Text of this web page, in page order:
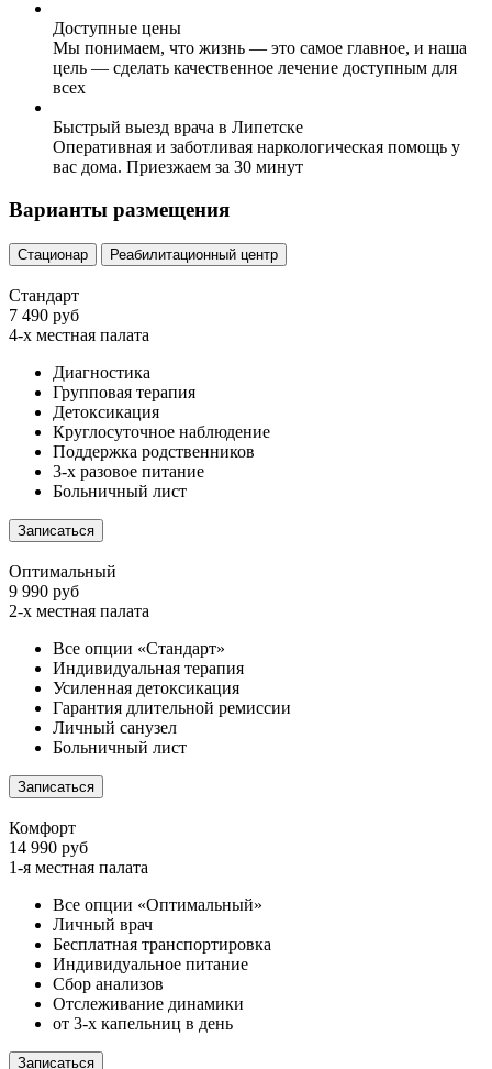
Доступные цены
Мы понимаем, что жизнь — это самое главное, и наша
цель — сделать качественное лечение доступным для
всех
Быстрый выезд врача в Липетске
Оперативная и заботливая наркологическая помощь у
вас дома. Приезжаем за 30 минут
Варианты размещения
Стационар Реабилитационный центр
Стандарт
7 490 руб
4-х местная палата
Диагностика
Групповая терапия
Детоксикация
Круглосуточное наблюдение
Поддержка родственников
3-х разовое питание
Больничный лист
Записаться
Оптимальный
9 990 руб
2-х местная палата
Все опции «Стандарт»
Индивидуальная терапия
Усиленная детоксикация
Гарантия длительной ремиссии
Личный санузел
Больничный лист
Записаться
Комфорт
14 990 руб
1-я местная палата
Все опции «Оптимальный»
Личный врач
Бесплатная транспортировка
Индивидуальное питание
Сбор анализов
Отслеживание динамики
от 3-х капельниц в день
Записаться